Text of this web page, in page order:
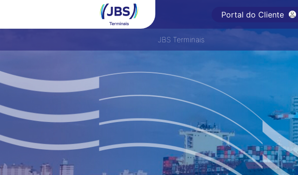
Portal do Cliente
JBS Terminais